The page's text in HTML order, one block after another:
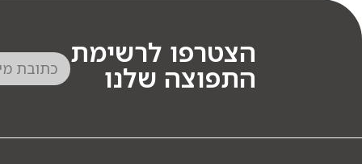
הצטרפו לרשימת
התפוצה שלנו